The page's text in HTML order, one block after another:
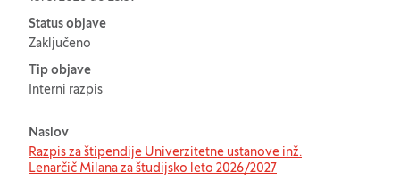
Status objave
Zaključeno
Tip objave
Interni razpis
Naslov
Razpis za štipendije Univerzitetne ustanove inž.
Lenarčič Milana za študijsko leto 2026/2027